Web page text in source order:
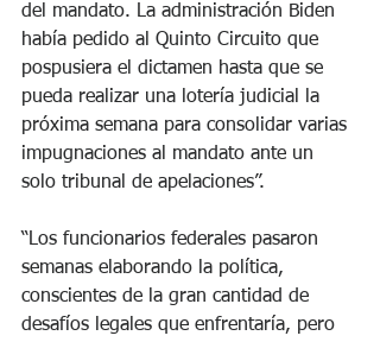
del mandato. La administración Biden
había pedido al Quinto Circuito que
pospusiera el dictamen hasta que se
pueda realizar una lotería judicial la
próxima semana para consolidar varias
impugnaciones al mandato ante un
solo tribunal de apelaciones”.
“Los funcionarios federales pasaron
semanas elaborando la política,
conscientes de la gran cantidad de
desafíos legales que enfrentaría, pero